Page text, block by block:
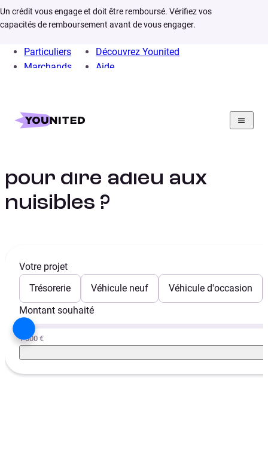
Un crédit vous engage et doit être remboursé. Vérifiez vos
capacités de remboursement avant de vous engager.
Particuliers
Marchands
Découvrez Younited
Aide
Home Dératisation
pour dire adieu aux
nuisibles ?
Votre projet
Trésorerie
Véhicule neuf
Véhicule d'occasion
Montant souhaité
1 000 €